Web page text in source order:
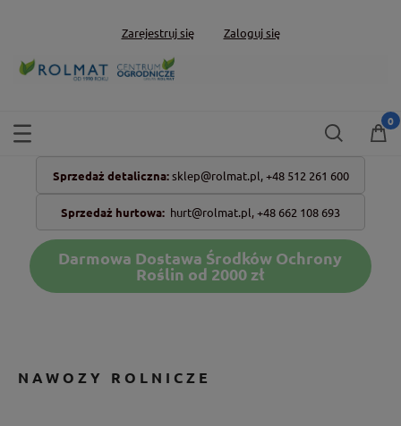
Zarejestruj się Zaloguj się
Sprzedaż detaliczna: sklep@rolmat.pl, +48 512 261 600
Sprzedaż hurtowa: hurt@rolmat.pl,+48 662 108 693
Darmowa Dostawa Środków Ochrony
Roślin od 2000 zł
NAWOZY ROLNICZE